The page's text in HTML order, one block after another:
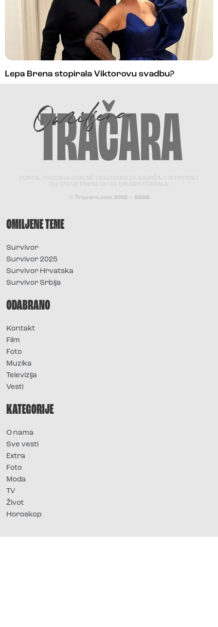
Lepa Brena stopirala Viktorovu svadbu?
PORTAL TRACARA.COM NE ODGOVARA ZA SADRŽAJ I ISTINITOST
TEKSTOVA PRENETIH SA DRUGIH PORTALA.
© Tracara.com 2008 – 2026
OMILJENE TEME
Survivor
Survivor 2025
Survivor Hrvatska
Survivor Srbija
ODABRANO
Kontakt
Film
Foto
Muzika
Televizija
Vesti
KATEGORIJE
O nama
Sve vesti
Extra
Foto
Moda
TV
Život
Horoskop